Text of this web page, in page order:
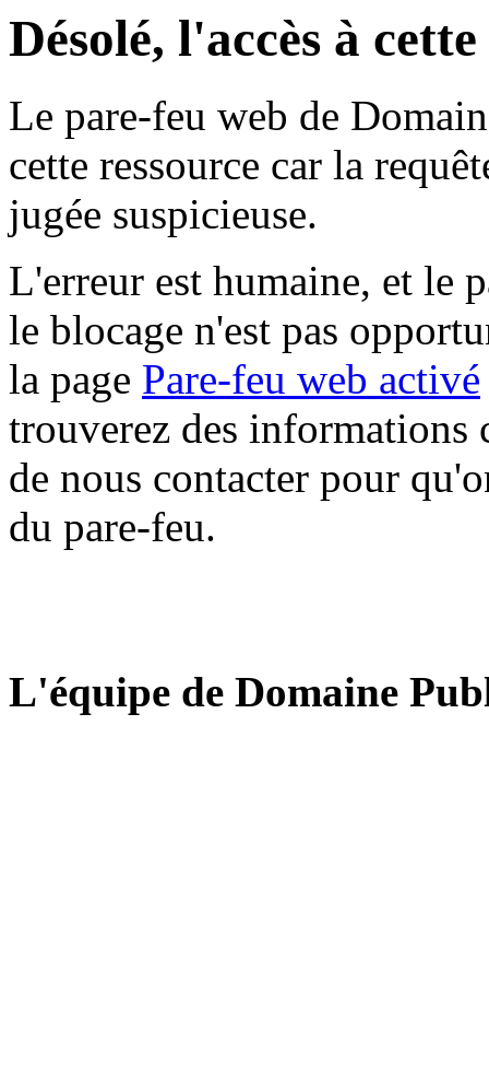
Désolé, l'accès à
Le pare-feu web de
cette ressource car la
jugée suspicieuse.
L'erreur est humaine, et le
le blocage n'est pas
la page Pare-feu web activé
trouverez des informations
de nous contacter pour
du pare-feu.
L'équipe de Domaine